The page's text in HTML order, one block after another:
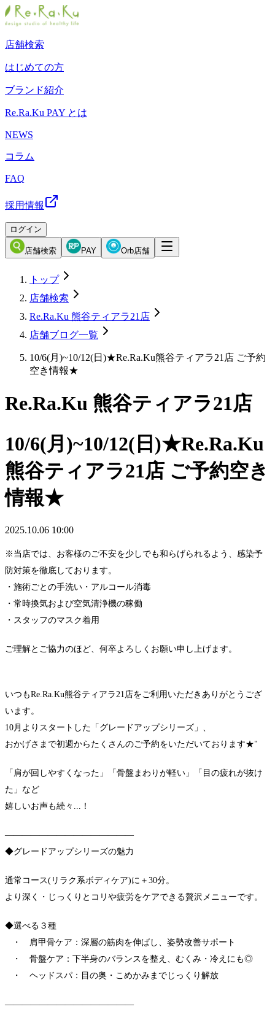
店舗検索
はじめての方
ブランド紹介
Re.Ra.Ku PAY とは
NEWS
コラム
FAQ
採用情報
ログイン
店舗検索 PAY Orb店舗
トップ
店舗検索
Re.Ra.Ku 熊谷ティアラ21店
店舗ブログ一覧
10/6(月)~10/12(日)★Re.Ra.Ku熊谷ティアラ21店 ご予約
空き情報★
Re.Ra.Ku 熊谷ティアラ21店
10/6(月)~10/12(日)★Re.Ra.Ku
熊谷ティアラ21店 ご予約空き
情報★
2025.10.06 10:00
※当店では、お客様のご不安を少しでも和らげられるよう、感染予
防対策を徹底しております。
・施術ごとの手洗い・アルコール消毒
・常時換気および空気清浄機の稼働
・スタッフのマスク着用
ご理解とご協力のほど、何卒よろしくお願い申し上げます。
いつもRe.Ra.Ku熊谷ティアラ21店をご利用いただきありがとうござ
います。
10月よりスタートした「グレードアップシリーズ」、
おかげさまで初週からたくさんのご予約をいただいております★"
「肩が回しやすくなった」「骨盤まわりが軽い」「目の疲れが抜け
た」など
嬉しいお声も続々...！
―――――――――――――――
◆グレードアップシリーズの魅力
通常コース(リラク系ボディケア)に＋30分。
より深く・じっくりとコリや疲労をケアできる贅沢メニューです。
◆選べる３種
・ 肩甲骨ケア：深層の筋肉を伸ばし、姿勢改善サポート
・ 骨盤ケア：下半身のバランスを整え、むくみ・冷えにも◎
・ ヘッドスパ：目の奥・こめかみまでじっくり解放
―――――――――――――――